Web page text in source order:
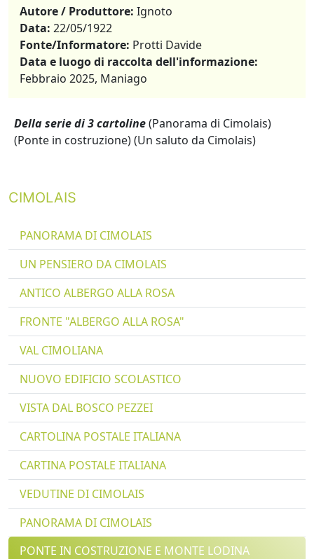
Autore / Produttore: Ignoto
Data: 22/05/1922
Fonte/Informatore: Protti Davide
Data e luogo di raccolta dell'informazione:
Febbraio 2025, Maniago
Della serie di 3 cartoline(Panorama di Cimolais)
(Ponte in costruzione) (Un saluto da Cimolais)
CIMOLAIS
PANORAMA DI CIMOLAIS
UN PENSIERO DA CIMOLAIS
ANTICO ALBERGO ALLA ROSA
FRONTE "ALBERGO ALLA ROSA"
VAL CIMOLIANA
NUOVO EDIFICIO SCOLASTICO
VISTA DAL BOSCO PEZZEI
CARTOLINA POSTALE ITALIANA
CARTINA POSTALE ITALIANA
VEDUTINE DI CIMOLAIS
PANORAMA DI CIMOLAIS
PONTE IN COSTRUZIONE E MONTE LODINA